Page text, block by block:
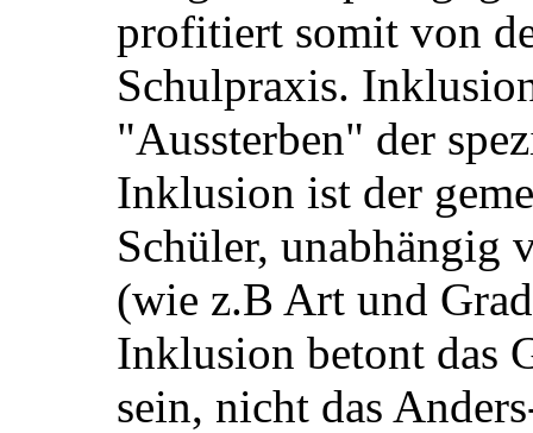
profitiert somit von
Schulpraxis.
"Aussterben" der
Inklusion ist der
Schüler, unabhängig
(wie z.B Art und
Inklusion betont das
sein, nicht das